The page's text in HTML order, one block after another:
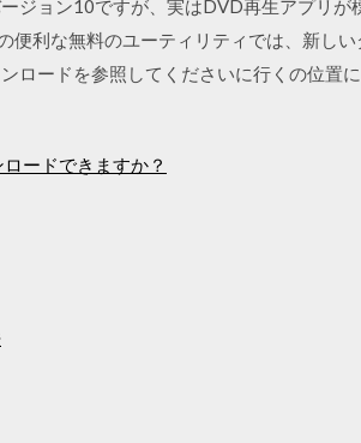
ジョン10ですが、実はDVD再生アプリが
利な無料のユーティリティでは、新しい
ロードを参照してくださいに行くの位置
ードできますか？